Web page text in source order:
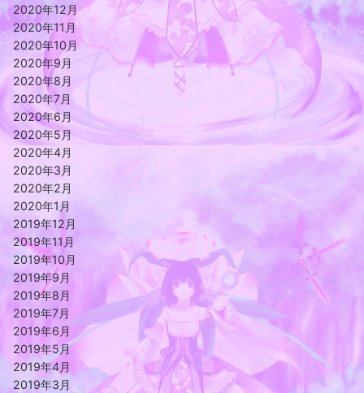
2020年12月
2020年11月
2020年10月
2020年9月
2020年8月
2020年7月
2020年6月
2020年5月
2020年4月
2020年3月
2020年2月
2020年1月
2019年12月
2019年11月
2019年10月
2019年9月
2019年8月
2019年7月
2019年6月
2019年5月
2019年4月
2019年3月